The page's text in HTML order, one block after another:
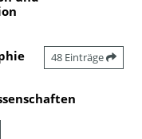
48 Einträge